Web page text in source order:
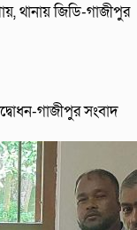
থানায় জিডি-গাজীপুর
গাজীপুর সংবাদ